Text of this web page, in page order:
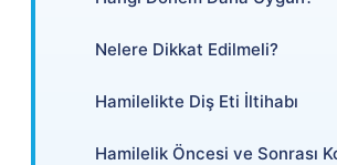
Nelere Dikkat Edilmeli?
Hamilelikte Diş Eti İltihabı
Hamilelik Öncesi ve Sonrası